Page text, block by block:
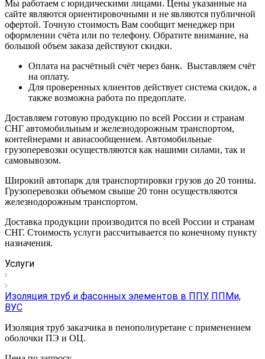
Мы работаем с юридическими лицами. Цены указанные на
сайте являются ориентировочными и не являются публичной
офертой. Точную стоимость Вам сообщит менеджер при
оформлении счёта или по телефону. Обратите внимание, на
большой объем заказа действуют скидки.
Оплата на расчётный счёт через банк. Выставляем счёт
на оплату.
Для проверенных клиентов действует система скидок, а
также возможна работа по предоплате.
Доставляем готовую продукцию по всей России и странам
СНГ автомобильным и железнодорожным транспортом,
контейнерами и авиасообщением. Автомобильные
грузоперевозки осуществляются как нашими силами, так и
самовывозом.
Широкий автопарк для транспортировки грузов до 20 тонны.
Грузоперевозки объемом свыше 20 тонн осуществляются
железнодорожным транспортом.
Доставка продукции производится по всей России и странам
СНГ. Стоимость услуги рассчитывается по конечному пункту
назначения.
Услуги
Изоляция труб и фасонных элементов в ППУ, ППМи,
ВУС
Изоляция труб заказчика в пенополиуретане с применением
оболочки ПЭ и ОЦ.